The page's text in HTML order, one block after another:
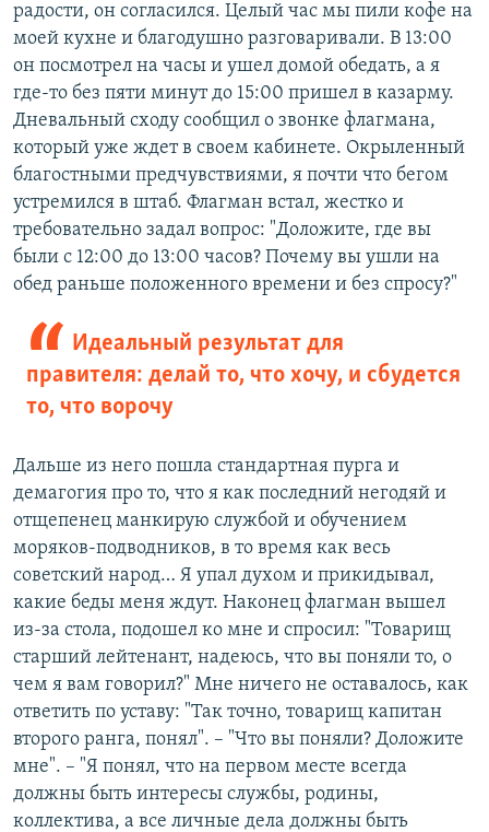
радости, он согласился. Целый час мы пили кофе на
моей кухне и благодушно разговаривали. В 13:00
он посмотрел на часы и ушел домой обедать, а я
где-то без пяти минут до 15:00 пришел в казарму.
Дневальный сходу сообщил о звонке флагмана,
который уже ждет в своем кабинете. Окрыленный
благостными предчувствиями, я почти что бегом
устремился в штаб. Флагман встал, жестко и
требовательно задал вопрос: "Доложите, где вы
были с 12:00 до 13:00 часов? Почему вы ушли на
обед раньше положенного времени и без спросу?"
Идеальный результат для
правителя: делай то, что хочу, и сбудется
то, что ворочу
Дальше из него пошла стандартная пурга и
демагогия про то, что я как последний негодяй и
отщепенец манкирую службой и обучением
моряков-подводников, в то время как весь
советский народ… Я упал духом и прикидывал,
какие беды меня ждут. Наконец флагман вышел
из-за стола, подошел ко мне и спросил: "Товарищ
старший лейтенант, надеюсь, что вы поняли то, о
чем я вам говорил?" Мне ничего не оставалось, как
ответить по уставу: "Так точно, товарищ капитан
второго ранга, понял". – "Что вы поняли? Доложите
мне". – "Я понял, что на первом месте всегда
должны быть интересы службы, родины,
коллектива, а все личные дела должны быть